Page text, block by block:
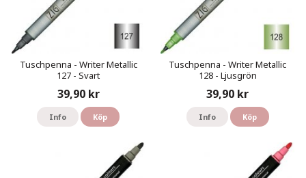
Tuschpenna - Writer Metallic
127 - Svart
39,90 kr
Info Köp
Tuschpenna - Writer Metallic
128 - Ljusgrön
39,90 kr
Info Köp